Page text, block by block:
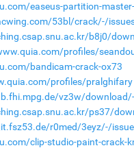
easeus-partition-
53bl/crack/-/
b8j0/
profiles/
bandicam-crack-ox73
profiles/pralghifary
vz3w/
ps37/
r0med/3eyz/-/
clip-studio-paint-crack-